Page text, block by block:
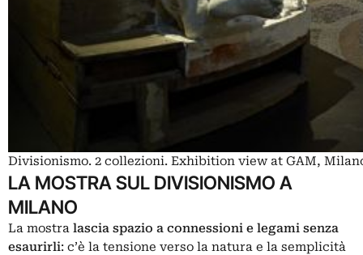
Divisionismo. 2 collezioni. Exhibition view at GAM,
LA MOSTRA SUL DIVISIONISMO A
MILANO
La mostra lascia spazio a connessioni e legami senza
esaurirli: c’è la tensione verso la natura e la semplicità